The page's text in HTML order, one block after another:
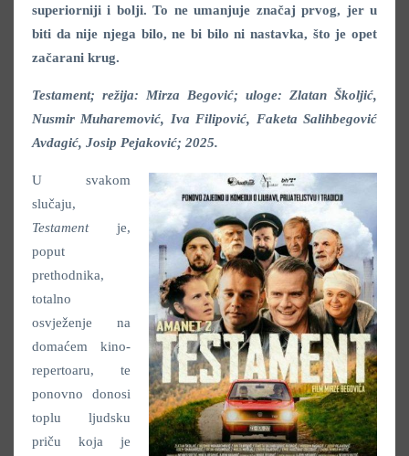
superiorniji i bolji. To ne umanjuje značaj prvog, jer u
biti da nije njega bilo, ne bi bilo ni nastavka, što je opet
začarani krug.
Testament; režija: Mirza Begović; uloge: Zlatan Školjić,
Nusmir Muharemović, Iva Filipović, Faketa Salihbegović
Avdagić, Josip Pejaković; 2025.
U svakom
slučaju,
Testamentje,
poput
prethodnika,
totalno
osvježenje na
domaćem kino-
repertoaru, te
ponovno donosi
toplu ljudsku
priču koja je